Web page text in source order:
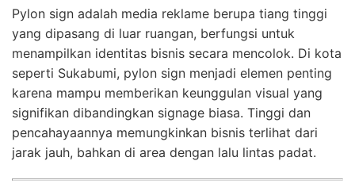
Pylon sign adalah media reklame berupa tiang tinggi
yang dipasang di luar ruangan, berfungsi untuk
menampilkan identitas bisnis secara mencolok. Di kota
seperti Sukabumi, pylon sign menjadi elemen penting
karena mampu memberikan keunggulan visual yang
signifikan dibandingkan signage biasa. Tinggi dan
pencahayaannya memungkinkan bisnis terlihat dari
jarak jauh, bahkan di area dengan lalu lintas padat.